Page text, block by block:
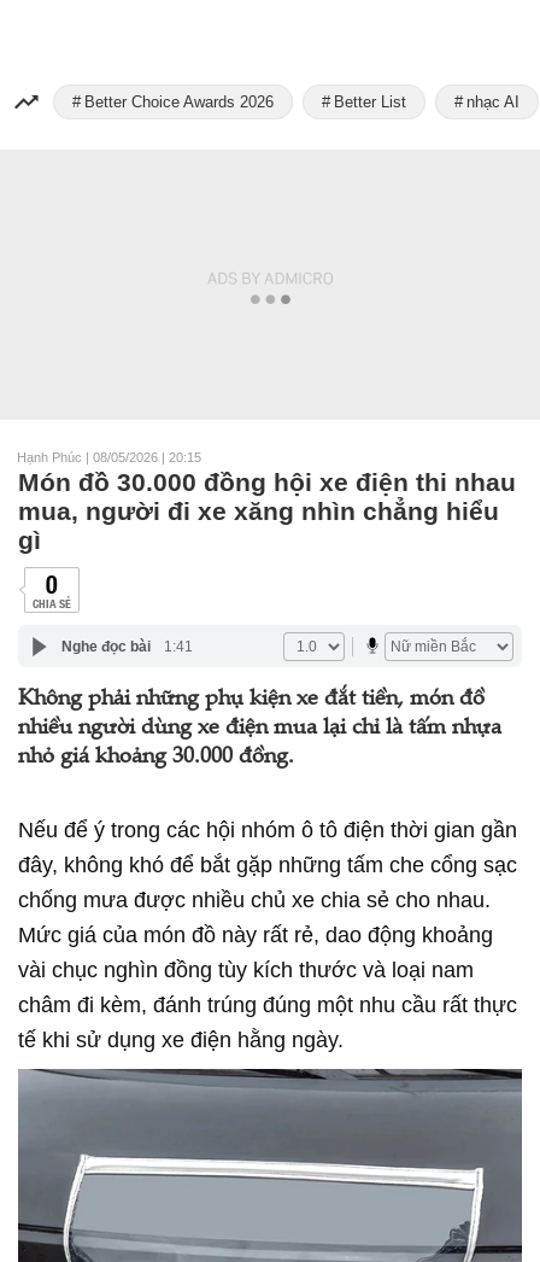
Better Choice Awards 2026 Better List nhạc AI
Hạnh Phúc | 08/05/2026 | 20:15
Món đồ 30.000 đồng hội xe điện thi nhau
mua, người đi xe xăng nhìn chẳng hiểu
gì
0
CHIA SẺ
Nghe đọc bài 1:41
Không phải những phụ kiện xe đắt tiền, món đồ
nhiều người dùng xe điện mua lại chỉ là tấm nhựa
nhỏ giá khoảng 30.000 đồng.
Nếu để ý trong các hội nhóm ô tô điện thời gian gần
đây, không khó để bắt gặp những tấm che cổng sạc
chống mưa được nhiều chủ xe chia sẻ cho nhau.
Mức giá của món đồ này rất rẻ, dao động khoảng
vài chục nghìn đồng tùy kích thước và loại nam
châm đi kèm, đánh trúng đúng một nhu cầu rất thực
tế khi sử dụng xe điện hằng ngày.